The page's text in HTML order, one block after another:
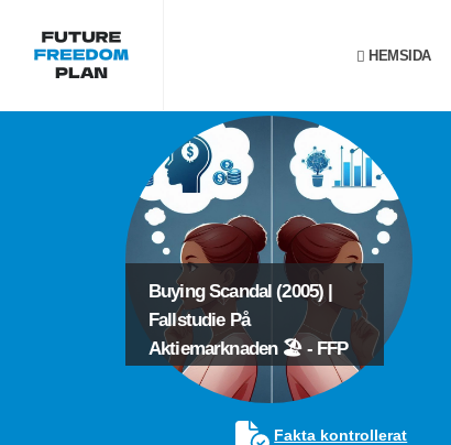
HEMSIDA
Buying Scandal (2005) |
Fallstudie På
Aktiemarknaden 🏖️ - FFP
Fakta kontrollerat